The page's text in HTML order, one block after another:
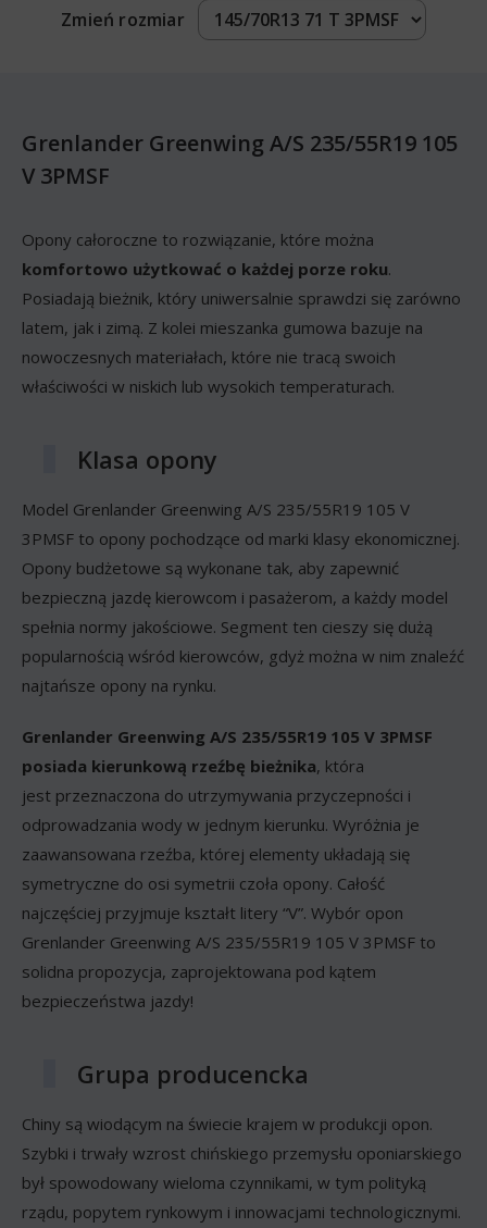
Zmień rozmiar
Grenlander Greenwing A/S 235/55R19 105
V 3PMSF
Opony całoroczne to rozwiązanie, które można
komfortowo użytkować o każdej porze roku.
Posiadają bieżnik, który uniwersalnie sprawdzi się zarówno
latem, jak i zimą. Z kolei mieszanka gumowa bazuje na
nowoczesnych materiałach, które nie tracą swoich
właściwości w niskich lub wysokich temperaturach.
Klasa opony
Model Grenlander Greenwing A/S 235/55R19 105 V
3PMSF to opony pochodzące od marki klasy ekonomicznej.
Opony budżetowe są wykonane tak, aby zapewnić
bezpieczną jazdę kierowcom i pasażerom, a każdy model
spełnia normy jakościowe. Segment ten cieszy się dużą
popularnością wśród kierowców, gdyż można w nim znaleźć
najtańsze opony na rynku.
Grenlander Greenwing A/S 235/55R19 105 V 3PMSF
posiada kierunkową rzeźbę bieżnika, która
jest przeznaczona do utrzymywania przyczepności i
odprowadzania wody w jednym kierunku. Wyróżnia je
zaawansowana rzeźba, której elementy układają się
symetryczne do osi symetrii czoła opony. Całość
najczęściej przyjmuje kształt litery “V”. Wybór opon
Grenlander Greenwing A/S 235/55R19 105 V 3PMSF to
solidna propozycja, zaprojektowana pod kątem
bezpieczeństwa jazdy!
Grupa producencka
Chiny są wiodącym na świecie krajem w produkcji opon.
Szybki i trwały wzrost chińskiego przemysłu oponiarskiego
był spowodowany wieloma czynnikami, w tym polityką
rządu, popytem rynkowym i innowacjami technologicznymi.